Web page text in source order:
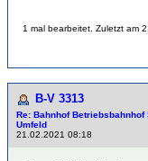
1 mal bearbeitet. Zuletzt am
B-V 3313
Re: Bahnhof
Umfeld
21.02.2021 08:18